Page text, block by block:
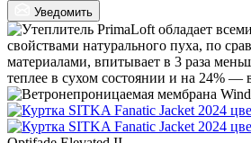
Уведомить